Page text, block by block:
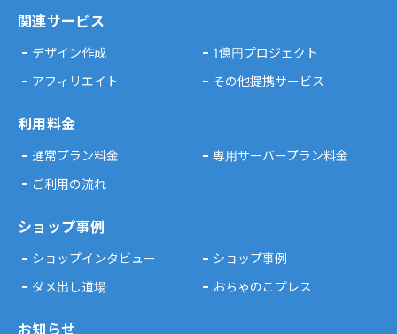
関連サービス
デザイン作成
1億円プロジェクト
アフィリエイト
その他提携サービス
利用料金
通常プラン料金
専用サーバープラン料金
ご利用の流れ
ショップ事例
ショップインタビュー
ショップ事例
ダメ出し道場
おちゃのこプレス
お知らせ